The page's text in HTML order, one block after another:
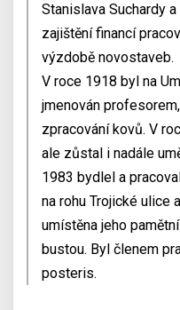
Stanislava Suchardy
zajištění financí
výzdobě novostaveb.
V roce 1918 byl na
jmenován
zpracování kovů. V
ale zůstal i nadále
1983 bydlel a
na rohu Trojické ulice
umístěna jeho
bustou. Byl členem
posteris.